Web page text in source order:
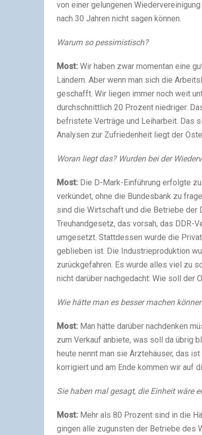
von einer gelungenen
nach 30 Jahren nicht sagen können.
Warum so pessimistisch?
Most: Wir haben zwar momentan eine
Ländern. Aber wenn man sich die
geschafft. Wir liegen immer noch weit
durchschnittlich 20 Prozent niedriger.
befristete Verträge und Leiharbeit. Das
Analysen zur Zufriedenheit liegt der
Woran liegt das? Wurden bei der
Most: Die D-Mark-Einführung erfolgte
verkündet, ohne die Bundesbank zu
sind die Wirtschaft und die Betriebe
Treuhandgesetz, das vorsah, das DDR-
umgesetzt. Stattdessen wurde die
geblieben ist. Die Industrieproduktion
zurückgefahren. Es wurde alles viel zu
nicht darüber nachgedacht: Wie soll der
Wie hätte man es besser machen
Most: Man hätte darüber nachdenken
zum Verkauf anbiete, was soll da übrig
heute nennt man sie Ärztehäuser, das
korrigiert und am Ende kommen wir auf
Sie haben mal gesagt, die Einheit wäre
Most: Mehr als 80 Prozent sind in die
gingen alle zugunsten der Betriebe des